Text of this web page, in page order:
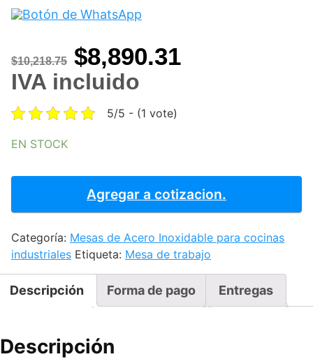
$10,218.75 Original
price
was:
$8,890.31Current
IVA incluido
5/5 - (1 vote)
EN STOCK
ESTUFAS
CON
ENTREPAÑO
50
Agregar a cotizacion.
Categoría: Mesas de Acero Inoxidable para cocinas
industriales Etiqueta: Mesa de trabajo
Descripción Forma de pago Entregas
Descripción